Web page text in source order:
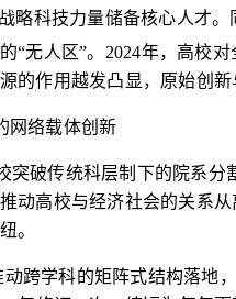
略科技力量储备核心人才
“无人区”。 2024年，高校对
的作用越发凸显，原始创
网络载体创新
突破传统科层制下的院系
动高校与经济社会的关系
。
跨学科的矩阵式结构落地